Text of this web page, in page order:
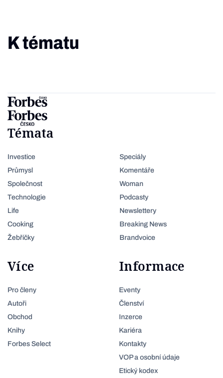
K tématu
Témata
Investice
Průmysl
Společnost
Technologie
Life
Cooking
Žebříčky
Speciály
Komentáře
Woman
Podcasty
Newslettery
Breaking News
Brandvoice
Více
Pro členy
Autoři
Obchod
Knihy
Forbes Select
Informace
Eventy
Členství
Inzerce
Kariéra
Kontakty
VOP a osobní údaje
Etický kodex